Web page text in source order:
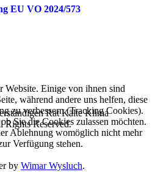
EU VO 2024/573
Rat Kälte Klima
Rights Reserved.
by Wimar Wysluch.
Website. Einige von ihnen sind
während andere uns helfen, diese
zu verbessern (Tracking Cookies).
Sie die Cookies zulassen möchten.
Ablehnung womöglich nicht mehr
Verfügung stehen.